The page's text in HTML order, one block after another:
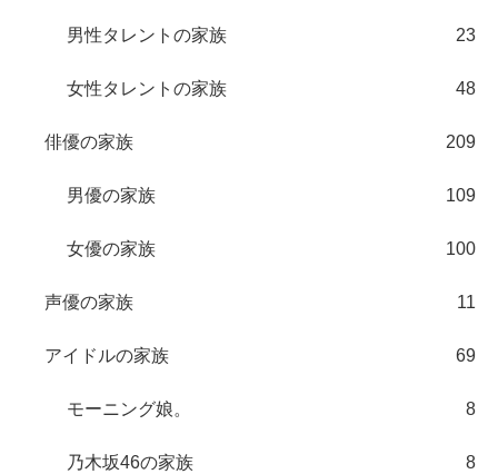
男性タレントの家族 23
女性タレントの家族 48
俳優の家族 209
男優の家族 109
女優の家族 100
声優の家族 11
アイドルの家族 69
モーニング娘。 8
乃木坂46の家族 8